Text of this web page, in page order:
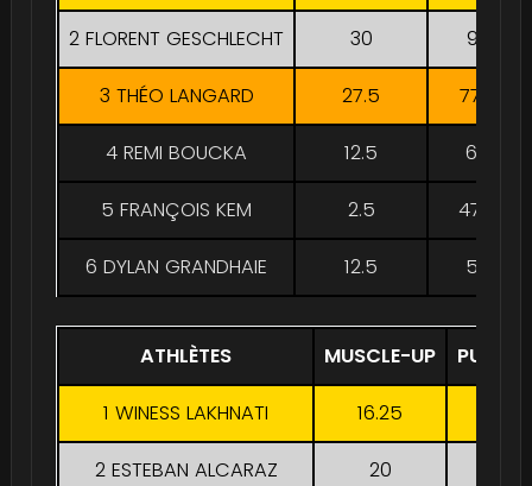
2 FLORENT GESCHLECHT 30 90
3 THÉO LANGARD 27.5 77.5
4 REMI BOUCKA 12.5 65
5 FRANÇOIS KEM 2.5 47.5
6 DYLAN GRANDHAIE 12.5 50
ATHLÈTES MUSCLE-UP PULL-
1 WINESS LAKHNATI 16.25
2 ESTEBAN ALCARAZ 20